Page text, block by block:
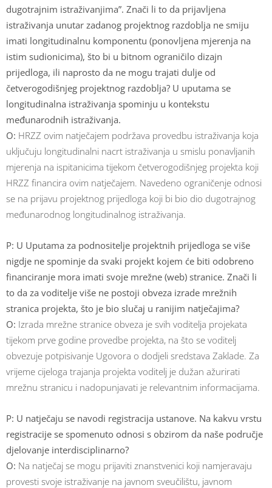
dugotrajnim istraživanjima”. Znači li to da prijavljena
istraživanja unutar zadanog projektnog razdoblja ne smiju
imati longitudinalnu komponentu (ponovljena mjerenja na
istim sudionicima), što bi u bitnom ograničilo dizajn
prijedloga, ili naprosto da ne mogu trajati dulje od
četverogodišnjeg projektnog razdoblja? U uputama se
longitudinalna istraživanja spominju u kontekstu
međunarodnih istraživanja.
O: HRZZ ovim natječajem podržava provedbu istraživanja koja
uključuju longitudinalni nacrt istraživanja u smislu ponavljanih
mjerenja na ispitanicima tijekom četverogodišnjeg projekta koji
HRZZ financira ovim natječajem. Navedeno ograničenje odnosi
se na prijavu projektnog prijedloga koji bi bio dio dugotrajnog
međunarodnog longitudinalnog istraživanja.
P: U Uputama za podnositelje projektnih prijedloga se više
nigdje ne spominje da svaki projekt kojem će biti odobreno
financiranje mora imati svoje mrežne (web) stranice. Znači li
to da za voditelje više ne postoji obveza izrade mrežnih
stranica projekta, što je bio slučaj u ranijim natječajima?
O: Izrada mrežne stranice obveza je svih voditelja projekata
tijekom prve godine provedbe projekta, na što se voditelj
obvezuje potpisivanje Ugovora o dodjeli sredstava Zaklade. Za
vrijeme cijeloga trajanja projekta voditelj je dužan ažurirati
mrežnu stranicu i nadopunjavati je relevantnim informacijama.
P: U natječaju se navodi registracija ustanove. Na kakvu vrstu
registracije se spomenuto odnosi s obzirom da naše područje
djelovanje interdisciplinarno?
O: Na natječaj se mogu prijaviti znanstvenici koji namjeravaju
provesti svoje istraživanje na javnom sveučilištu, javnom